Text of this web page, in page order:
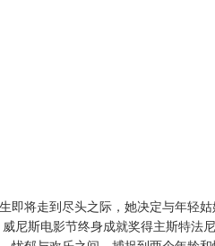
将走到尽头之际，她决定与年轻
尼斯电影节终身成就奖得主斯特法